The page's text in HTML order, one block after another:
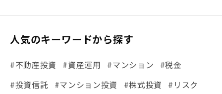
人気のキーワードから探す
#不動産投資 #資産運用 #マンション
#税金
#投資信託
#マンション投資 #株式投資
#リスク